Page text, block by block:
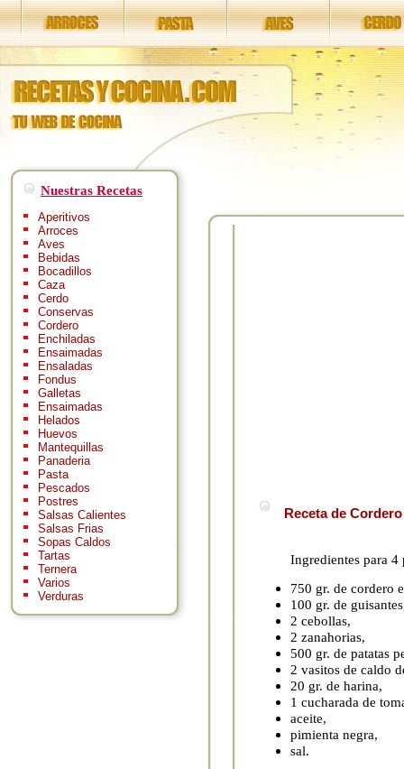
Nuestras Recetas
Aperitivos
Arroces
Aves
Bebidas
Bocadillos
Caza
Cerdo
Conservas
Cordero
Enchiladas
Ensaimadas
Ensaladas
Fondus
Galletas
Ensaimadas
Helados
Huevos
Mantequillas
Panaderia
Pasta
Pescados
Postres
Salsas Calientes
Salsas Frias
Sopas Caldos
Tartas
Ternera
Varios
Verduras
Receta de
Ingredientes para 4
750 gr. de cordero
100 gr. de
2 cebollas,
2 zanahorias,
500 gr. de patatas
2 vasitos de caldo
20 gr. de harina,
1 cucharada de
aceite,
pimienta negra,
sal.